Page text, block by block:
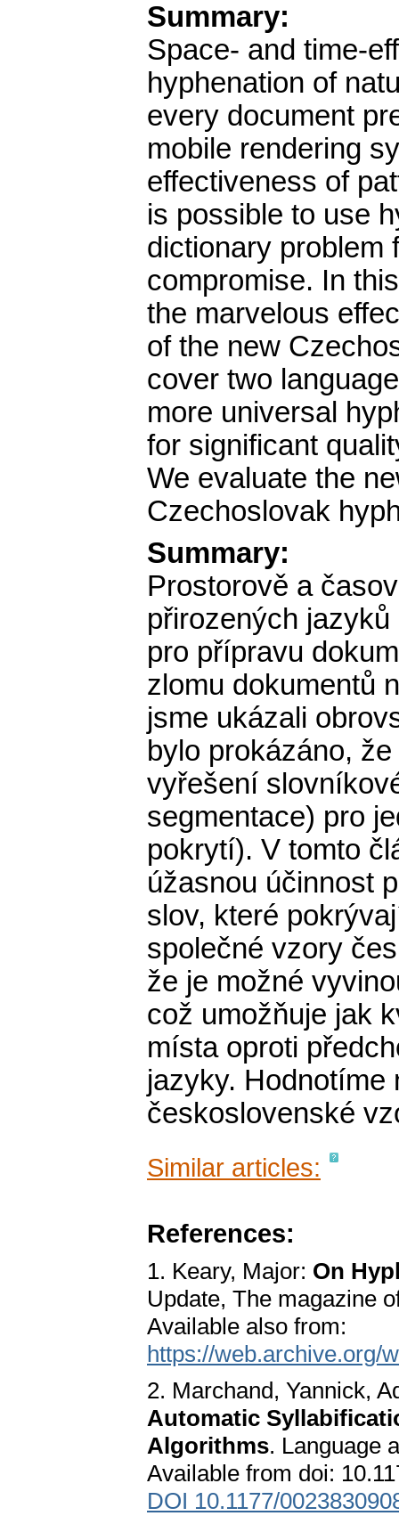
Summary:
Space- and time-
hyphenation of
every document
mobile rendering
effectiveness of
is possible to use
dictionary problem
compromise. In
the marvelous
of the new
cover two
more universal
for significant
We evaluate the
Czechoslovak
Summary:
Prostorově a
přirozených
pro přípravu
zlomu dokumentů
jsme ukázali
bylo prokázáno,
vyřešení
segmentace) pro
pokrytí). V tomto
úžasnou účinnost
slov, které
společné vzory
že je možné
což umožňuje jak
místa oproti
jazyky. Hodnotíme
československé
Similar articles:
References:
1. Keary, Major: On
Update, The magazine
Available also from:
https://web.archive.org/
2. Marchand, Yannick,
Automatic
Algorithms. Language
Available from doi:
DOI 10.1177/